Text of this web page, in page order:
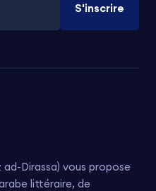
S'inscrire
ad-Dirassa) vous propose
littéraire, de